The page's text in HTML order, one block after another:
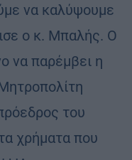
να καλύψουμε
ο κ. Μπαλής. Ο
να παρέμβει η
του
χρήματα που